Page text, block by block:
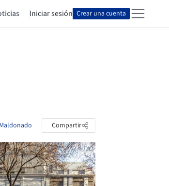
Iniciar sesión Crear una cuenta
Compartir